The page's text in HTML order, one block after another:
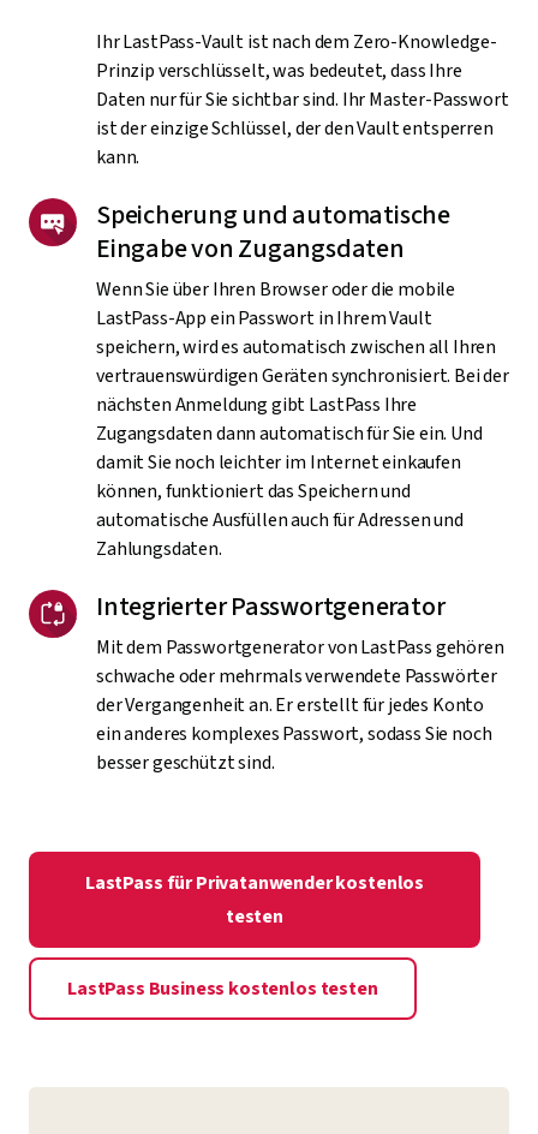
Ihr LastPass-Vault ist nach dem Zero-Knowledge-
Prinzip verschlüsselt, was bedeutet, dass Ihre
Daten nur für Sie sichtbar sind. Ihr Master-Passwort
ist der einzige Schlüssel, der den Vault entsperren
kann.
Speicherung und automatische
Eingabe von Zugangsdaten
Wenn Sie über Ihren Browser oder die mobile
LastPass-App ein Passwort in Ihrem Vault
speichern, wird es automatisch zwischen all Ihren
vertrauenswürdigen Geräten synchronisiert. Bei der
nächsten Anmeldung gibt LastPass Ihre
Zugangsdaten dann automatisch für Sie ein. Und
damit Sie noch leichter im Internet einkaufen
können, funktioniert das Speichern und
automatische Ausfüllen auch für Adressen und
Zahlungsdaten.
Integrierter Passwortgenerator
Mit dem Passwortgenerator von LastPass gehören
schwache oder mehrmals verwendete Passwörter
der Vergangenheit an. Er erstellt für jedes Konto
ein anderes komplexes Passwort, sodass Sie noch
besser geschützt sind.
LastPass für Privatanwender kostenlos
testen
LastPass Business kostenlos testen